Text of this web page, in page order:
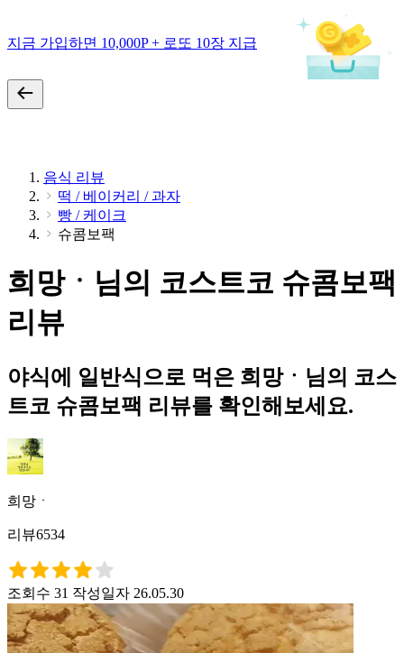
지금 가입하면 10,000P + 로또 10장 지급
음식 리뷰
떡 / 베이커리 / 과자
빵 / 케이크
슈콤보팩
희망ㆍ님의 코스트코 슈콤보팩
리뷰
야식에 일반식으로 먹은 희망ㆍ님의 코스
트코 슈콤보팩 리뷰를 확인해보세요.
희망ㆍ
리뷰6534
조회수 31 작성일자 26.05.30